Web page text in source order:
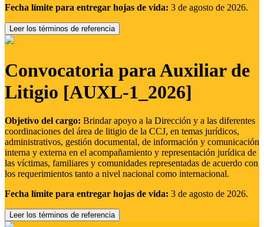
Fecha límite para entregar hojas de vida: 3 de agosto de 2026.
Leer los términos de referencia
Convocatoria para Auxiliar de
Litigio [AUXL-1_2026]
Objetivo del cargo: Brindar apoyo a la Dirección y a las diferentes
coordinaciones del área de litigio de la CCJ, en temas jurídicos,
administrativos, gestión documental, de información y comunicación
interna y externa en el acompañamiento y representación jurídica de
las víctimas, familiares y comunidades representadas de acuerdo con
los requerimientos tanto a nivel nacional como internacional.
Fecha límite para entregar hojas de vida: 3 de agosto de 2026.
Leer los términos de referencia